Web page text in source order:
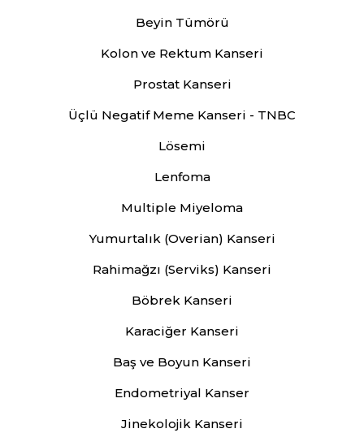
Beyin Tümörü
Kolon ve Rektum Kanseri
Prostat Kanseri
Üçlü Negatif Meme Kanseri - TNBC
Lösemi
Lenfoma
Multiple Miyeloma
Yumurtalık (Overian) Kanseri
Rahimağzı (Serviks) Kanseri
Böbrek Kanseri
Karaciğer Kanseri
Baş ve Boyun Kanseri
Endometriyal Kanser
Jinekolojik Kanseri